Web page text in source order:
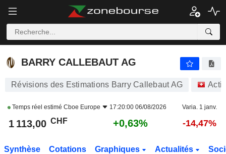
BARRY CALLEBAUT AG
BARRY CALLEBAUT AG
Révisions des Estimations Barry Callebaut AG
Temps réel estimé Cboe Europe 17:20:00 06/08/2026 Varia. 1 janv.
1 113,00 CHF +0,63% -14,47%
Synthèse Cotations Graphiques Actualités